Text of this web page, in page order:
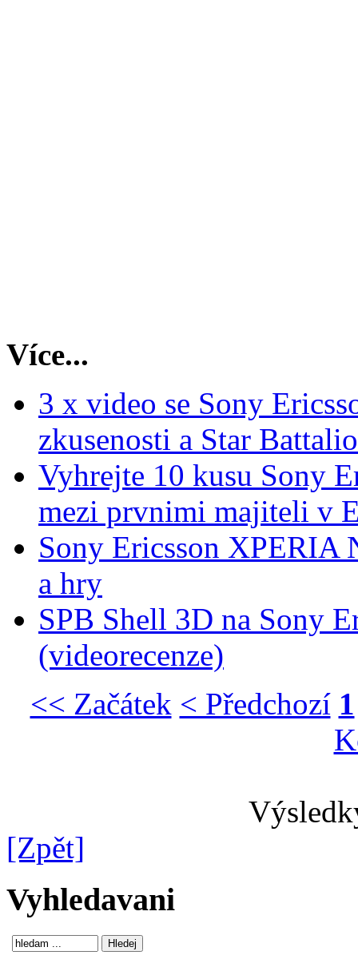
Více...
3 x video se Sony
zkusenosti a Star
Vyhrejte 10 kusu Sony
mezi prvnimi majiteli v
Sony Ericsson XPERIA
a hry
SPB Shell 3D na Sony
(videorecenze)
<< Začátek < Předchozí 1
[Zpět]
Vyhledavani